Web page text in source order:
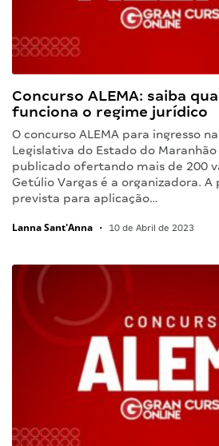
Concurso ALEMA: saiba
funciona o regime jurídico
O concurso ALEMA para ingresso
Legislativa do Estado do
publicado ofertando mais de 200
Getúlio Vargas é a organizadora.
prevista para aplicação…
Lanna Sant'Anna • 10 de Abril de 2023